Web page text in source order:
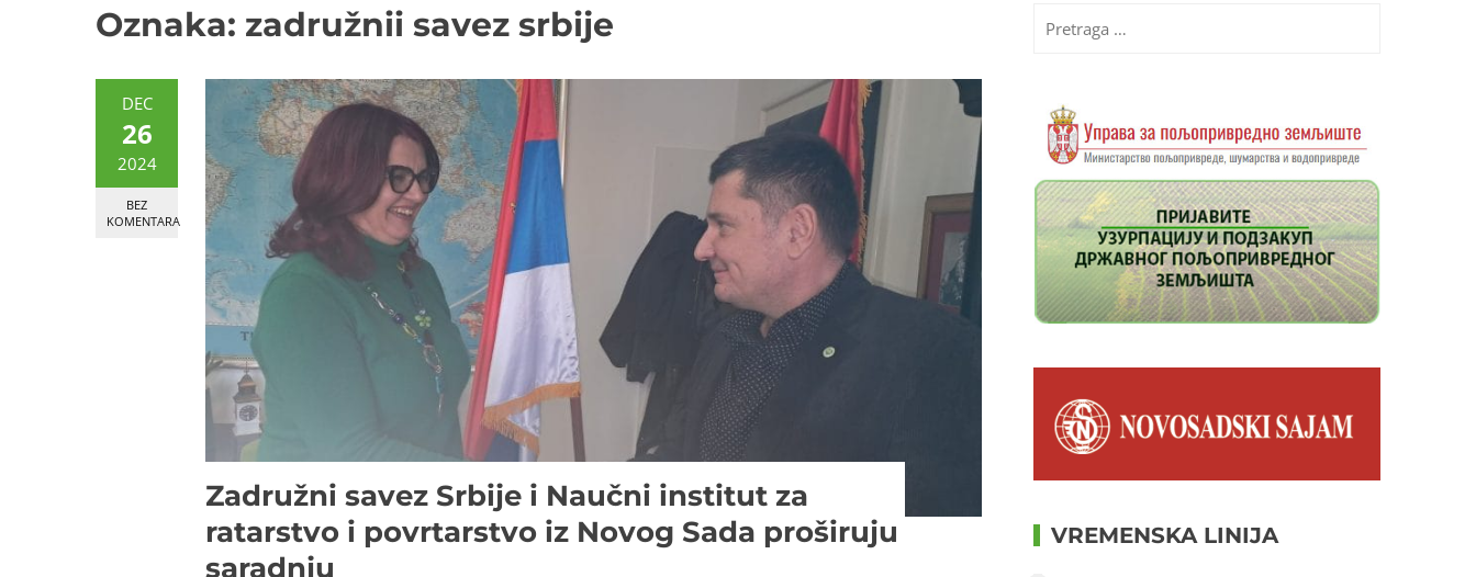
Oznaka: zadružnii savez srbije
DEC
26
2024
BEZ
KOMENTARA
Zadružni savez Srbije i Naučni institut za
ratarstvo i povrtarstvo iz Novog Sada proširuju
saradnju
za:
VREMENSKA LINIJA